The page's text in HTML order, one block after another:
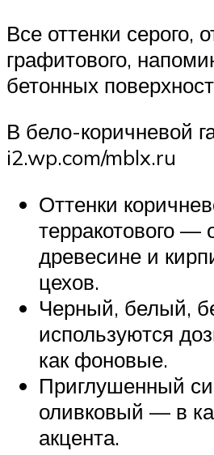
Все оттенки серого,
графитового,
бетонных
В бело-коричневой
i2.wp.com/mblx.ru
Оттенки
терракотового —
древесине и
цехов.
Черный, белый,
используются
как фоновые.
Приглушенный
оливковый — в
акцента.